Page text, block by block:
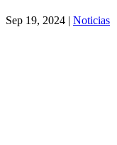
Sep 19, 2024 | Noticias